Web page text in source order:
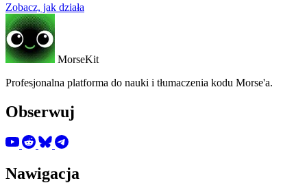
Zobacz, jak działa
MorseKit
Profesjonalna platforma do nauki i tłumaczenia kodu Morse'a.
Obserwuj
Nawigacja